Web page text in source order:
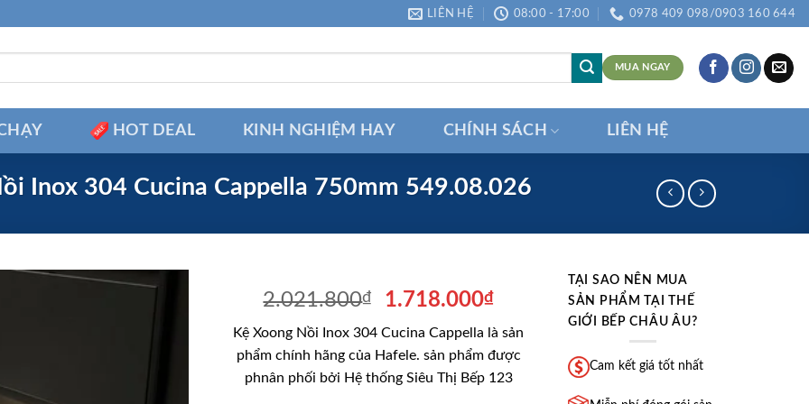
LIÊN HỆ 08:00 - 17:00 0978 409 098/0903 160 644
MUA NGAY
HOT DEAL KINH NGHIỆM HAY CHÍNH SÁCH LIÊN HỆ
Inox 304 Cucina Cappella 750mm 549.08.026
2.021.800₫
Giá
là:
2.021.800₫.
1.718.000₫Giá
tại
là:
1.718.000₫.
Kệ Xoong Nồi Inox 304 Cucina Cappella là sản
phẩm chính hãng của Hafele. sản phẩm được
phnân phối bởi Hệ thống Siêu Thị Bếp 123
TẠI SAO NÊN MUA
SẢN PHẨM TẠI THẾ
GIỚI BẾP CHÂU ÂU?
Cam kết giá tốt nhất